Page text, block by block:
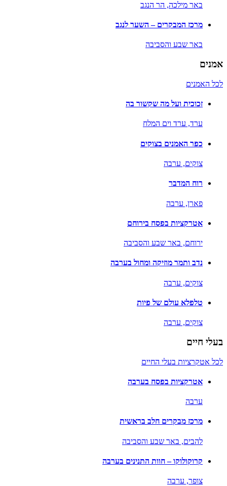
באר מילכה, הר הנגב
מרכז המבקרים – השער לנגב
באר שבע והסביבה
אמנים
לכל האמנים
זכוכית ועל מה שקשור בה
ערד, ערד וים המלח
כפר האמנים בצוקים
צוקים, ערבה
רוח המדבר
פארן, ערבה
אטרקציות בפסח בירוחם
ירוחם, באר שבע והסביבה
נדב ותמר מוזיקה ומחול בערבה
צוקים, ערבה
טלפלא עולם של פיות
צוקים, ערבה
בעלי חיים
לכל אטקרציות בעלי החיים
אטרקציות בפסח בערבה
ערבה
מרכז מבקרים חלב בראשית
להבים, באר שבע והסביבה
קרוקולוקו – חוות התנינים בערבה
צופר, ערבה